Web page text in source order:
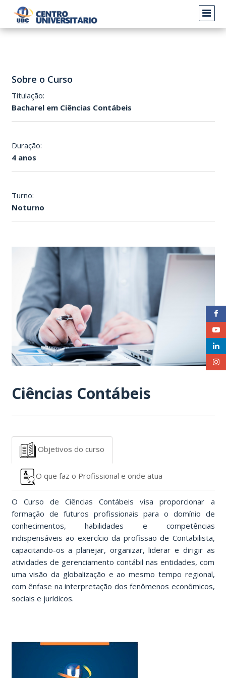
Sobre o Curso
Titulação:
Bacharel em Ciências Contábeis
Duração:
4 anos
Turno:
Noturno
Ciências Contábeis
Objetivos do curso
O que faz o Profissional e onde atua
O Curso de Ciências Contábeis visa proporcionar a
formação de futuros profissionais para o domínio de
conhecimentos, habilidades e competências
indispensáveis ao exercício da profissão de Contabilista,
capacitando-os a planejar, organizar, liderar e dirigir as
atividades de gerenciamento contábil nas entidades, com
uma visão da globalização e ao mesmo tempo regional,
com ênfase na interpretação dos fenômenos econômicos,
sociais e jurídicos.